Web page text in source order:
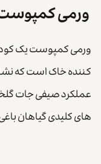
ورمی
ورمی کمپوست یک کود
کننده خاک است که
عملکرد صیفی جات
های کلیدی گیاهان